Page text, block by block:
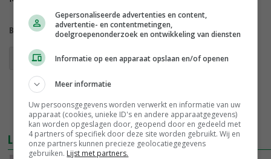
Bekijk meer over:
melktax
LEES OOK
Gepersonaliseerde advertenties en content,
advertentie- en contentmetingen,
doelgroepenonderzoek en ontwikkeling van diensten
Informatie op een apparaat opslaan en/of openen
Meer informatie
Uw persoonsgegevens worden verwerkt en informatie van uw
apparaat (cookies, unieke ID's en andere apparaatgegevens)
kan worden opgeslagen door, geopend door en gedeeld met
4 partners of specifiek door deze site worden gebruikt. Wij en
onze partners kunnen precieze geolocatiegegevens
gebruiken. Lijst met partners.